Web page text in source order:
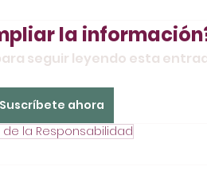
la
seguir leyendo esta
Suscríbete ahora
la Responsabilidad